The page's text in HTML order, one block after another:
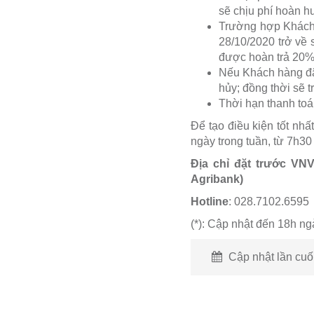
sẽ chịu phí hoàn
Trường hợp
28/10/2020 trở về
được hoàn trả
Nếu Khách hàng
hủy; đồng thời sẽ
Thời hạn thanh
Để tạo điều kiện tốt
ngày trong tuần, từ
Địa chỉ đặt trước
Agribank)
Hotline: 028.7102.6595
(*): Cập nhật đến 18h
Cập nhật lần